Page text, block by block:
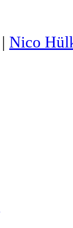
| Nico